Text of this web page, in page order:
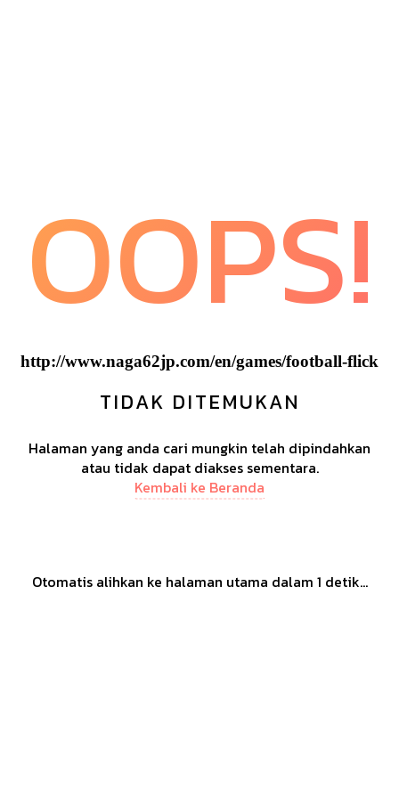
OOPS!
http://www.naga62jp.com/en/games/football-flick
TIDAK DITEMUKAN
Halaman yang anda cari mungkin telah dipindahkan
atau tidak dapat diakses sementara.
Kembali ke Beranda
Otomatis alihkan ke halaman utama dalam 1 detik...